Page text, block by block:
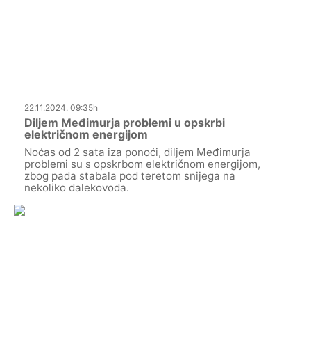
22.11.2024. 09:35h
Diljem Međimurja problemi u opskrbi
električnom energijom
Noćas od 2 sata iza ponoći, diljem Međimurja
problemi su s opskrbom električnom energijom,
zbog pada stabala pod teretom snijega na
nekoliko dalekovoda.